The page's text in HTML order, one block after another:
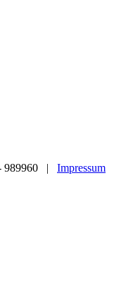
989960 | Impressum